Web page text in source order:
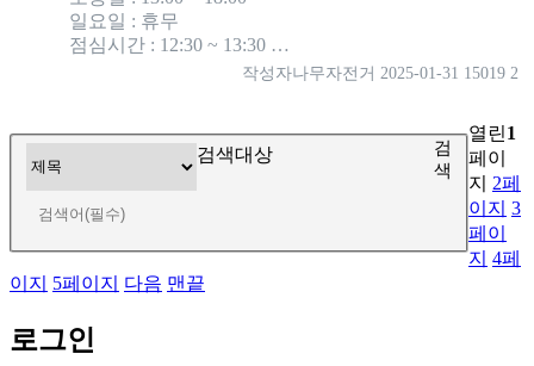
일요일 : 휴무
점심시간 : 12:30 ~ 13:30 …
작성자나무자전거 2025-01-31 15019 2
검색대상
검
색
열린1
페이
지
2페
이지 3
페이
지 4페
이지
5페이지 다음 맨끝
로그인